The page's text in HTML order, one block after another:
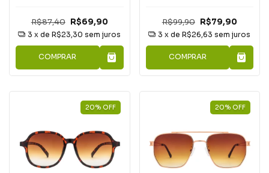
R$87,40 R$69,90
3 x deR$23,30 sem juros
COMPRAR
R$99,90 R$79,90
3 x deR$26,63 sem juros
COMPRAR
20% OFF 20% OFF